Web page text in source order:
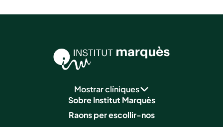
Mostrar clíniques
Sobre Institut Marquès
Raons per escollir-nos